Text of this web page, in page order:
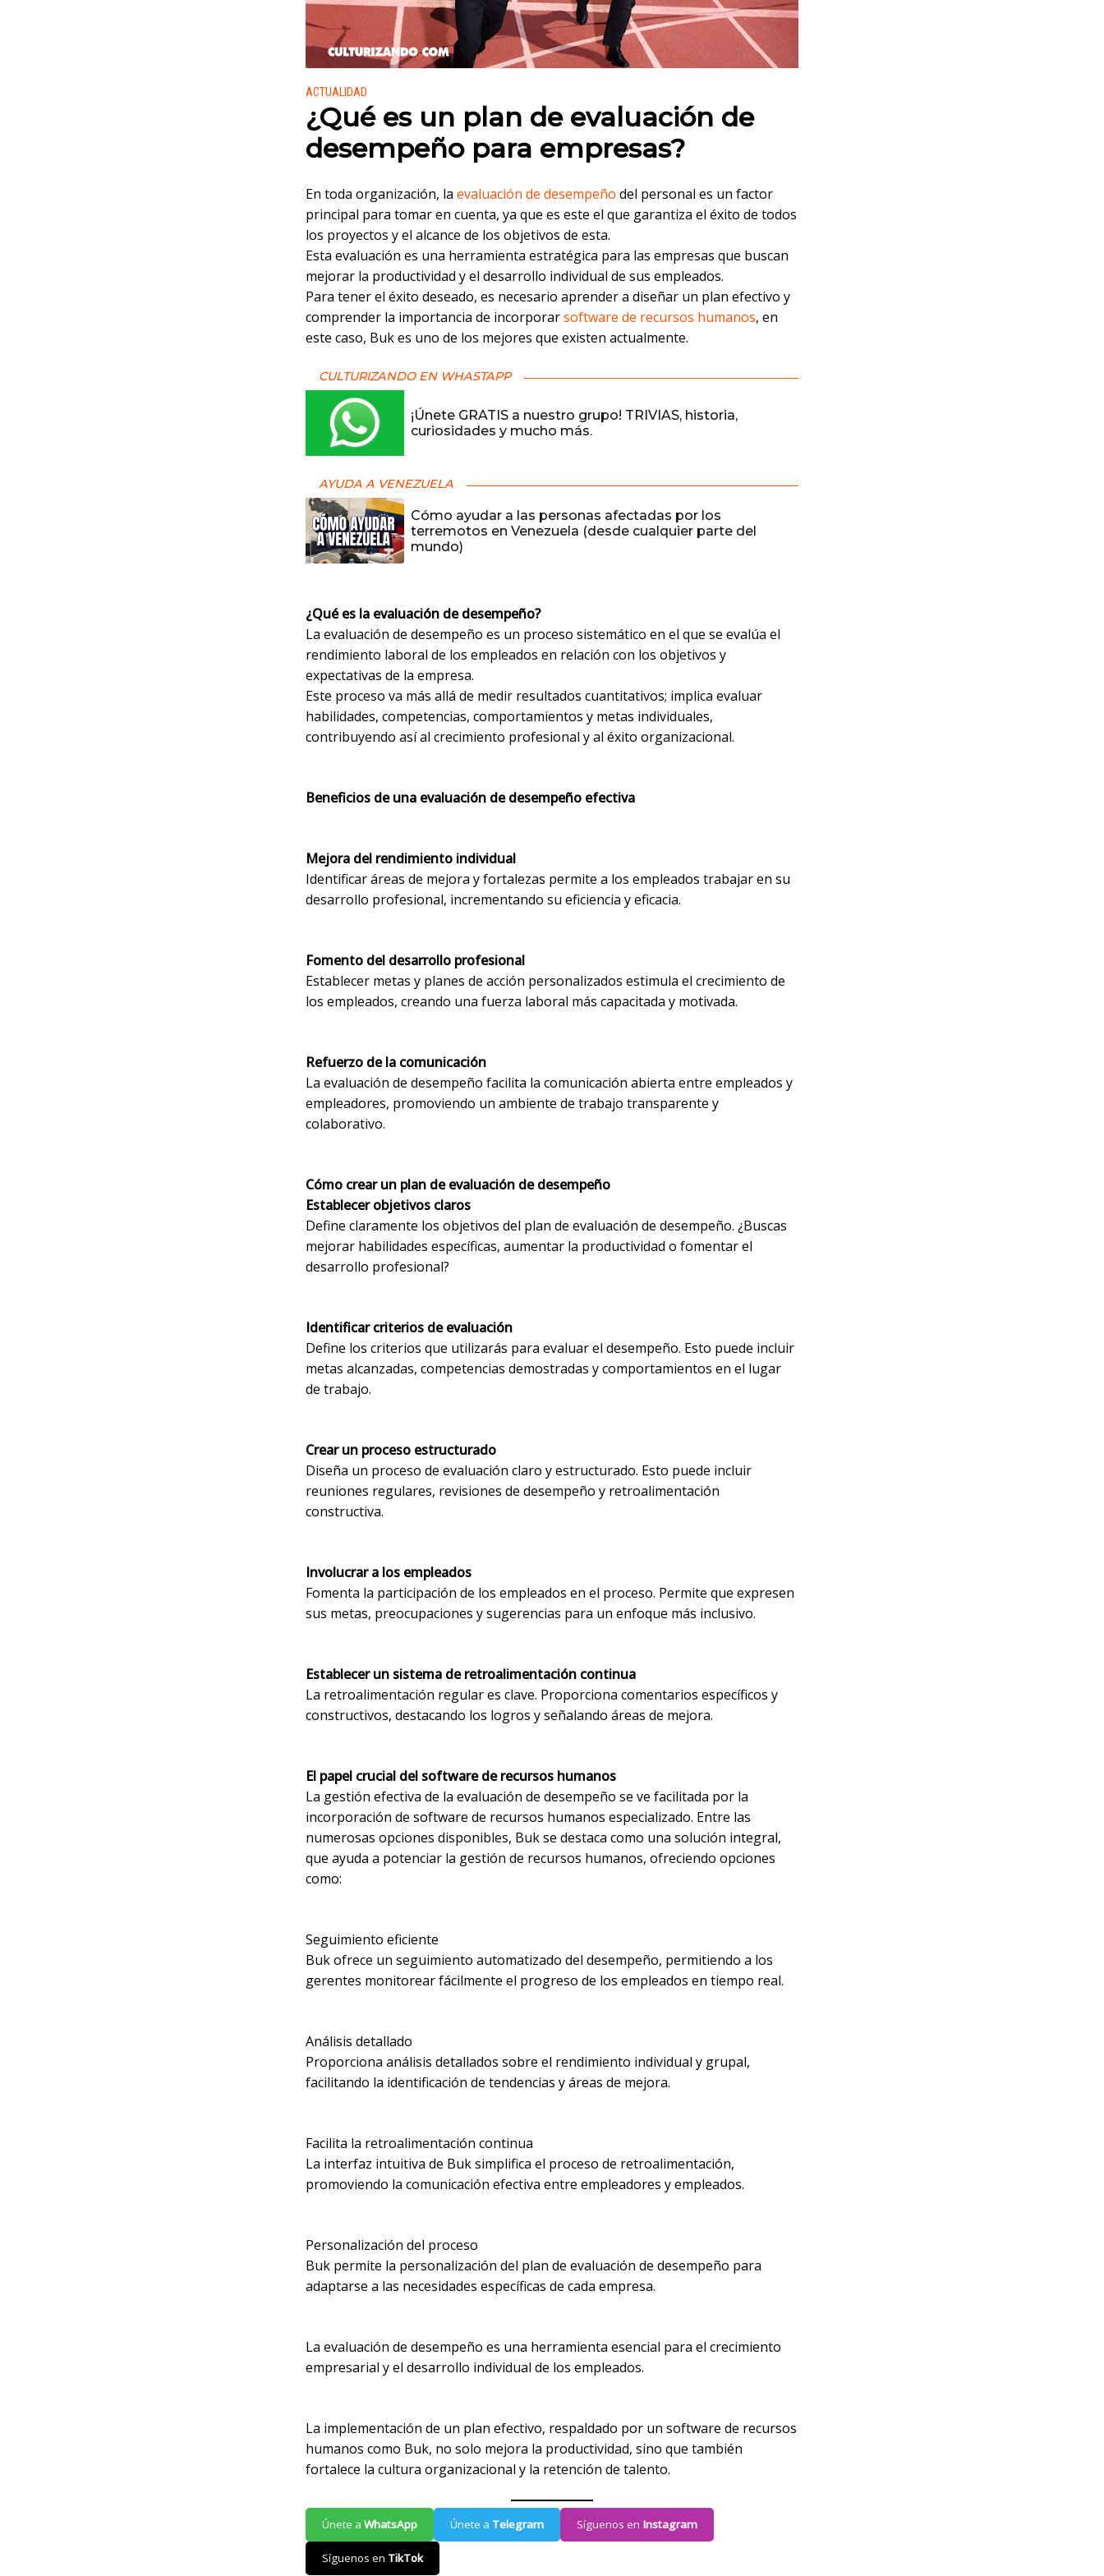
Publicado en:
ACTUALIDAD
¿Qué es un plan de evaluación de
desempeño para empresas?
En toda organización, la evaluación de desempeño del personal es un factor
principal para tomar en cuenta, ya que es este el que garantiza el éxito de todos
los proyectos y el alcance de los objetivos de esta.
Esta evaluación es una herramienta estratégica para las empresas que buscan
mejorar la productividad y el desarrollo individual de sus empleados.
Para tener el éxito deseado, es necesario aprender a diseñar un plan efectivo y
comprender la importancia de incorporarsoftware de recursos humanos, en
este caso, Buk es uno de los mejores que existen actualmente.
CULTURIZANDO EN WHASTAPP
¡Únete GRATIS a nuestro grupo! TRIVIAS, historia,
curiosidades y mucho más.
AYUDA A VENEZUELA
Cómo ayudar a las personas afectadas por los
terremotos en Venezuela (desde cualquier parte del
mundo)
¿Qué es la evaluación de desempeño?
La evaluación de desempeño es un proceso sistemático en el que se evalúa el
rendimiento laboral de los empleados en relación con los objetivos y
expectativas de la empresa.
Este proceso va más allá de medir resultados cuantitativos; implica evaluar
habilidades, competencias, comportamientos y metas individuales,
contribuyendo así al crecimiento profesional y al éxito organizacional.
Beneficios de una evaluación de desempeño efectiva
Mejora del rendimiento individual
Identificar áreas de mejora y fortalezas permite a los empleados trabajar en su
desarrollo profesional, incrementando su eficiencia y eficacia.
Fomento del desarrollo profesional
Establecer metas y planes de acción personalizados estimula el crecimiento de
los empleados, creando una fuerza laboral más capacitada y motivada.
Refuerzo de la comunicación
La evaluación de desempeño facilita la comunicación abierta entre empleados y
empleadores, promoviendo un ambiente de trabajo transparente y
colaborativo.
Cómo crear un plan de evaluación de desempeño
Establecer objetivos claros
Define claramente los objetivos del plan de evaluación de desempeño. ¿Buscas
mejorar habilidades específicas, aumentar la productividad o fomentar el
desarrollo profesional?
Identificar criterios de evaluación
Define los criterios que utilizarás para evaluar el desempeño. Esto puede incluir
metas alcanzadas, competencias demostradas y comportamientos en el lugar
de trabajo.
Crear un proceso estructurado
Diseña un proceso de evaluación claro y estructurado. Esto puede incluir
reuniones regulares, revisiones de desempeño y retroalimentación
constructiva.
Involucrar a los empleados
Fomenta la participación de los empleados en el proceso. Permite que expresen
sus metas, preocupaciones y sugerencias para un enfoque más inclusivo.
Establecer un sistema de retroalimentación continua
La retroalimentación regular es clave. Proporciona comentarios específicos y
constructivos, destacando los logros y señalando áreas de mejora.
El papel crucial del software de recursos humanos
La gestión efectiva de la evaluación de desempeño se ve facilitada por la
incorporación de software de recursos humanos especializado. Entre las
numerosas opciones disponibles, Buk se destaca como una solución integral,
que ayuda a potenciar la gestión de recursos humanos, ofreciendo opciones
como:
Seguimiento eficiente
Buk ofrece un seguimiento automatizado del desempeño, permitiendo a los
gerentes monitorear fácilmente el progreso de los empleados en tiempo real.
Análisis detallado
Proporciona análisis detallados sobre el rendimiento individual y grupal,
facilitando la identificación de tendencias y áreas de mejora.
Facilita la retroalimentación continua
La interfaz intuitiva de Buk simplifica el proceso de retroalimentación,
promoviendo la comunicación efectiva entre empleadores y empleados.
Personalización del proceso
Buk permite la personalización del plan de evaluación de desempeño para
adaptarse a las necesidades específicas de cada empresa.
La evaluación de desempeño es una herramienta esencial para el crecimiento
empresarial y el desarrollo individual de los empleados.
La implementación de un plan efectivo, respaldado por un software de recursos
humanos como Buk, no solo mejora la productividad, sino que también
fortalece la cultura organizacional y la retención de talento.
Únete a WhatsApp Únete a Telegram Síguenos en Instagram
Síguenos en TikTok